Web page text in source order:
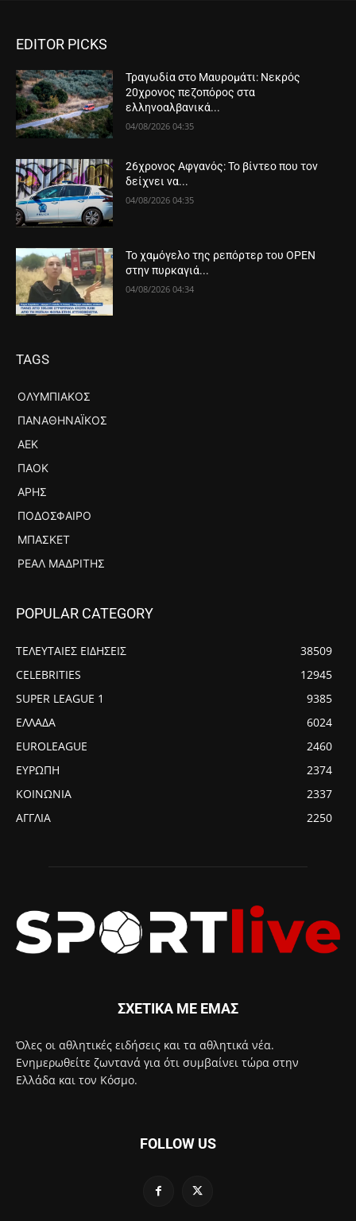
EDITOR PICKS
Τραγωδία στο Μαυρομάτι: Νεκρός
20χρονος πεζοπόρος στα
ελληνοαλβανικά...
04/08/2026 04:35
26χρονος Αφγανός: Το βίντεο που τον
δείχνει να...
04/08/2026 04:35
Το χαμόγελο της ρεπόρτερ του OPEN
στην πυρκαγιά...
04/08/2026 04:34
TAGS
ΟΛΥΜΠΙΑΚΌΣ
ΠΑΝΑΘΗΝΑΪΚΌΣ
ΑΕΚ
ΠΑΟΚ
ΆΡΗΣ
ΠΟΔΌΣΦΑΙΡΟ
ΜΠΆΣΚΕΤ
ΡΕΆΛ ΜΑΔΡΊΤΗΣ
POPULAR CATEGORY
ΤΕΛΕΥΤΑΙΕΣ ΕΙΔΗΣΕΙΣ
38509
CELEBRITIES
12945
SUPER LEAGUE 1
9385
ΕΛΛΑΔΑ
6024
EUROLEAGUE
2460
ΕΥΡΩΠΗ
2374
ΚΟΙΝΩΝΙΑ
2337
ΑΓΓΛΙΑ
2250
ΣΧΕΤΙΚΑ ΜΕ ΕΜΑΣ
Όλες οι αθλητικές ειδήσεις και τα αθλητικά νέα.
Ενημερωθείτε ζωντανά για ότι συμβαίνει τώρα στην
Ελλάδα και τον Κόσμο.
FOLLOW US